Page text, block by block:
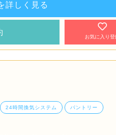
詳しく見る
お気に入り登
24時間換気システム パントリー